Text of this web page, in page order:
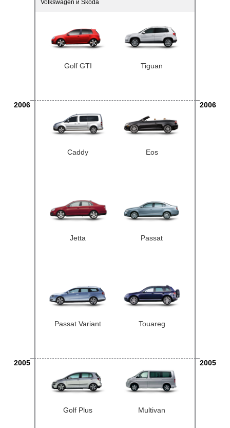
Volkswagen и Skoda
Golf GTI Tiguan
2006 2006
Caddy Eos
Jetta Passat
Passat Variant Touareg
2005 2005
Golf Plus Multivan